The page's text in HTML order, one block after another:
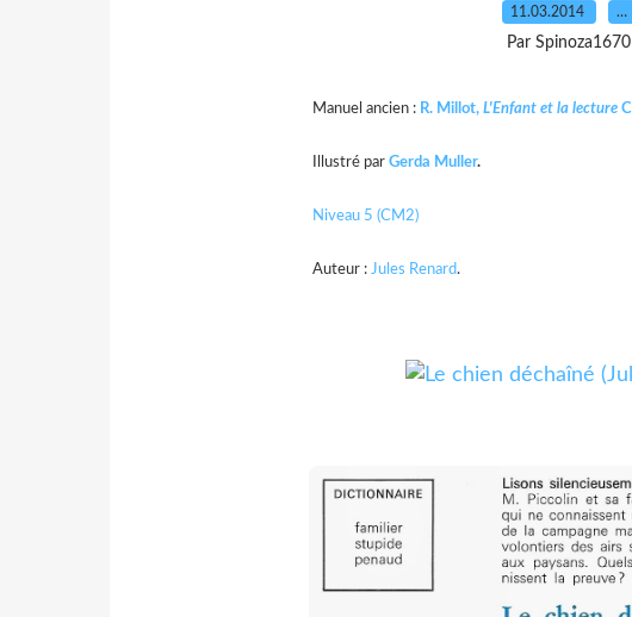
11.03.2014 …
Par Spinoza1670
Manuel ancien : R. Millot, L'Enfant et la lecture
Illustré par Gerda Muller.
Niveau 5 (CM2)
Auteur : Jules Renard.